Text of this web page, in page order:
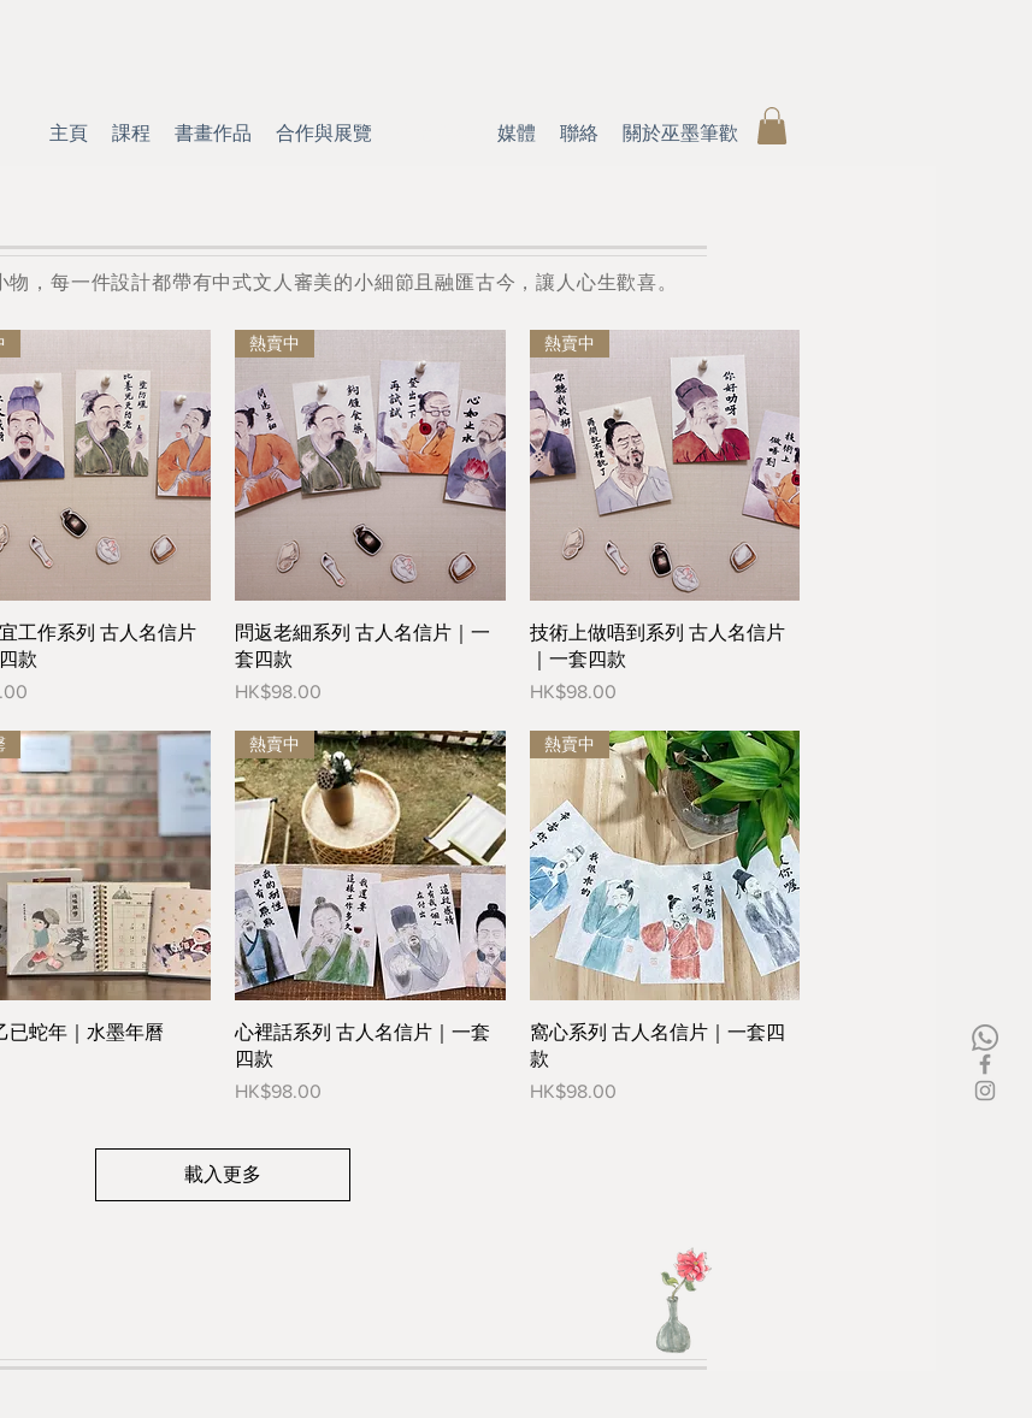
主頁 課程 書畫作品 合作與展覽 媒體 聯絡 關於巫墨筆歡
，每一件設計都帶有中式文人審美的小細節且融匯古今，讓人心生歡喜。
工作系列 古人名信片
款
熱賣中
問返老細系列 古人名信片｜一
套四款
價格
HK$98.00
熱賣中
技術上做唔到系列 古人名信片
｜一套四款
價格
HK$98.00
已蛇年｜水墨年曆
熱賣中
心裡話系列 古人名信片｜一套
四款
價格
HK$98.00
熱賣中
窩心系列 古人名信片｜一套四
款
價格
HK$98.00
載入更多